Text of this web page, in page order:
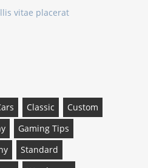
vitae placerat
Classic
Custom
Gaming Tips
Standard